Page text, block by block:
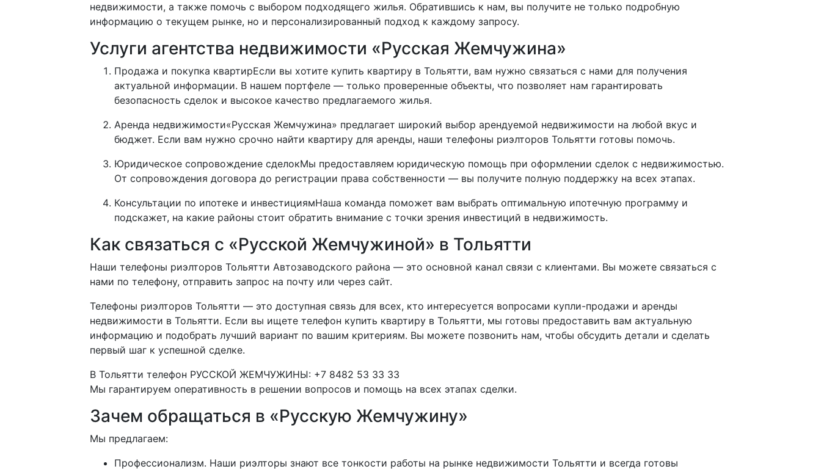
недвижимости, а также помочь с выбором подходящего жилья. Обратившись к нам, вы получите не только подробную
информацию о текущем рынке, но и персонализированный подход к каждому запросу.
Услуги агентства недвижимости «Русская Жемчужина»
Продажа и покупка квартирЕсли вы хотите купить квартиру в Тольятти, вам нужно связаться с нами для получения
актуальной информации. В нашем портфеле — только проверенные объекты, что позволяет нам гарантировать
безопасность сделок и высокое качество предлагаемого жилья.
Аренда недвижимости«Русская Жемчужина» предлагает широкий выбор арендуемой недвижимости на любой вкус и
бюджет. Если вам нужно срочно найти квартиру для аренды, наши телефоны риэлторов Тольятти готовы помочь.
Юридическое сопровождение сделокМы предоставляем юридическую помощь при оформлении сделок с недвижимостью.
От сопровождения договора до регистрации права собственности — вы получите полную поддержку на всех этапах.
Консультации по ипотеке и инвестициямНаша команда поможет вам выбрать оптимальную ипотечную программу и
подскажет, на какие районы стоит обратить внимание с точки зрения инвестиций в недвижимость.
Как связаться с «Русской Жемчужиной» в Тольятти
Наши телефоны риэлторов Тольятти Автозаводского района — это основной канал связи с клиентами. Вы можете связаться с
нами по телефону, отправить запрос на почту или через сайт.
Телефоны риэлторов Тольятти — это доступная связь для всех, кто интересуется вопросами купли-продажи и аренды
недвижимости в Тольятти. Если вы ищете телефон купить квартиру в Тольятти, мы готовы предоставить вам актуальную
информацию и подобрать лучший вариант по вашим критериям. Вы можете позвонить нам, чтобы обсудить детали и сделать
первый шаг к успешной сделке.
В Тольятти телефон РУССКОЙ ЖЕМЧУЖИНЫ: +7 8482 53 33 33
Мы гарантируем оперативность в решении вопросов и помощь на всех этапах сделки.
Зачем обращаться в «Русскую Жемчужину»
Мы предлагаем:
Профессионализм. Наши риэлторы знают все тонкости работы на рынке недвижимости Тольятти и всегда готовы